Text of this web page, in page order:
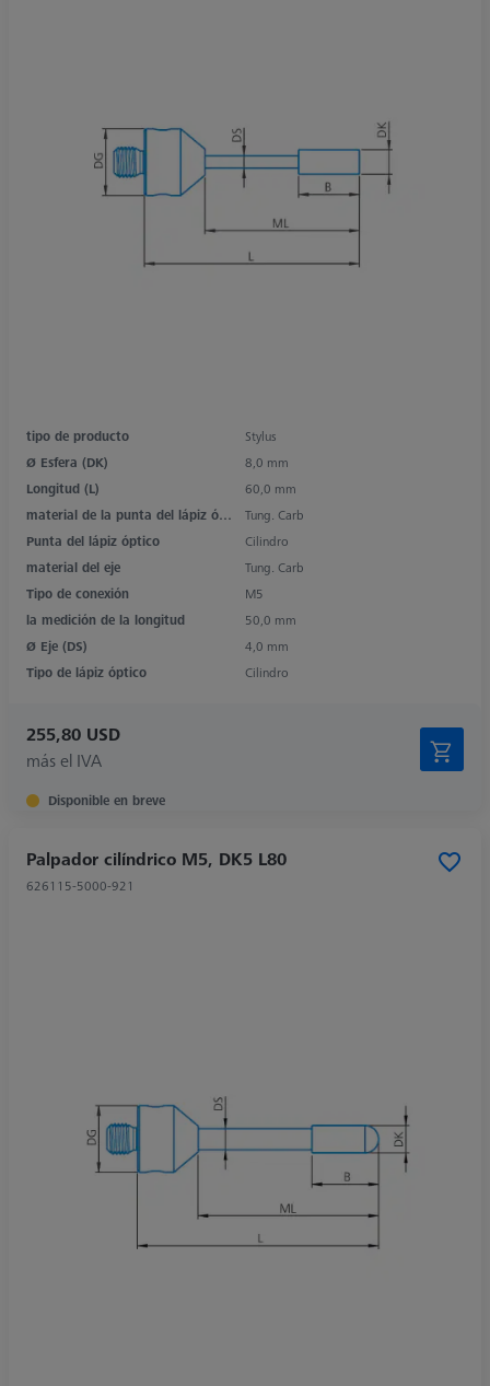
tipo de producto
Stylus
Ø Esfera (DK)
8,0 mm
Longitud (L)
60,0 mm
material de la punta del lápiz óptico
Tung. Carb
Punta del lápiz óptico
Cilindro
material del eje
Tung. Carb
Tipo de conexión
M5
la medición de la longitud
50,0 mm
Ø Eje (DS)
4,0 mm
Tipo de lápiz óptico
Cilindro
255,80 USD
más el IVA
Disponible en breve
Palpador cilíndrico M5, DK5 L80
626115-5000-921